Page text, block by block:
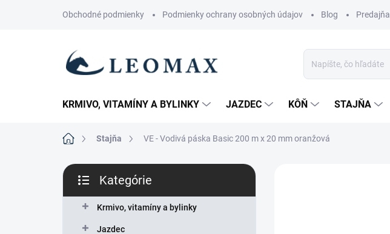
Obchodné podmienky Podmienky ochrany osobných údajov Blog Predajňa
KRMIVO, VITAMÍNY A BYLINKY JAZDEC KÔŇ STAJŇA
DomovStajňa VE - Vodivá páska Basic 200 m x 20 mm oranžová
B
č
kategórie
Kategórie
Krmivo, vitamíny a bylinky
Jazdec